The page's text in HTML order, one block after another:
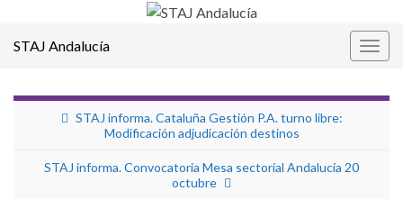
STAJ Andalucía
STAJ informa. Cataluña Gestión P.A. turno libre:
Modificación adjudicación destinos
STAJ informa. Convocatoria Mesa sectorial Andalucía 20
octubre